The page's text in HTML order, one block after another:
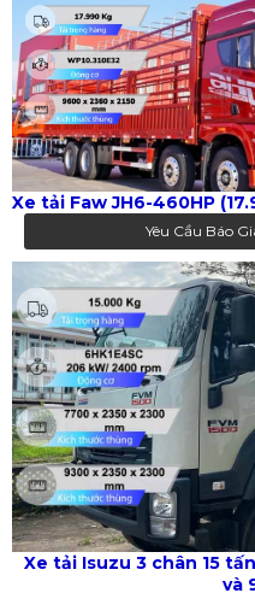
Xe tải Faw JH6-460HP
Yêu Cầu Báo
Xe tải Isuzu 3 chân 15
và